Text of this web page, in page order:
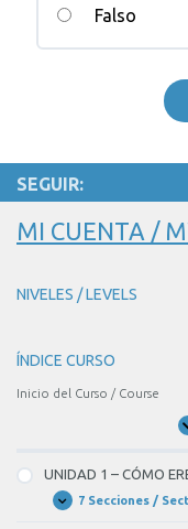
Falso
SEGUIR:
MI CUENTA /
NIVELES / LEVELS
ÍNDICE CURSO
Inicio del Curso / Course
UNIDAD 1 – CÓMO
Expandir
UNIDAD7 Secciones /